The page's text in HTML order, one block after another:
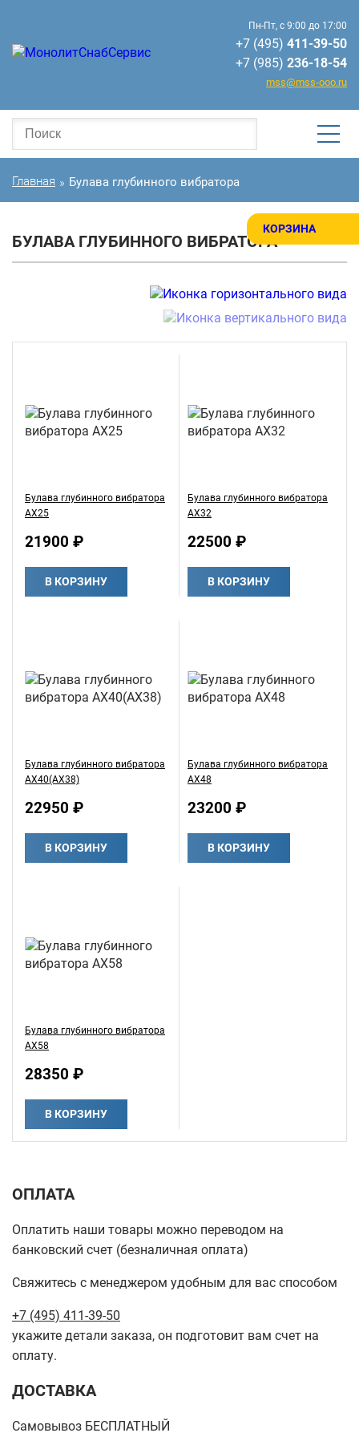
КОРЗИНА
Пн-Пт, с 9:00 до 17:00
+7 (495) 411-39-50
+7 (985) 236-18-54
mss@mss-ooo.ru
Главная » Булава глубинного вибратора
БУЛАВА ГЛУБИННОГО ВИБРАТОРА
Булава глубинного вибратора
AX25
21900 ₽
В КОРЗИНУ
Булава глубинного вибратора
AX32
22500 ₽
В КОРЗИНУ
Булава глубинного вибратора
AX40(AX38)
22950 ₽
В КОРЗИНУ
Булава глубинного вибратора
AX48
23200 ₽
В КОРЗИНУ
Булава глубинного вибратора
AX58
28350 ₽
В КОРЗИНУ
ОПЛАТА
Оплатить наши товары можно переводом на
банковский счет (безналичная оплата)
Свяжитесь с менеджером удобным для вас способом
+7 (495) 411-39-50
укажите детали заказа, он подготовит вам счет на
оплату.
ДОСТАВКА
Самовывоз БЕСПЛАТНЫЙ